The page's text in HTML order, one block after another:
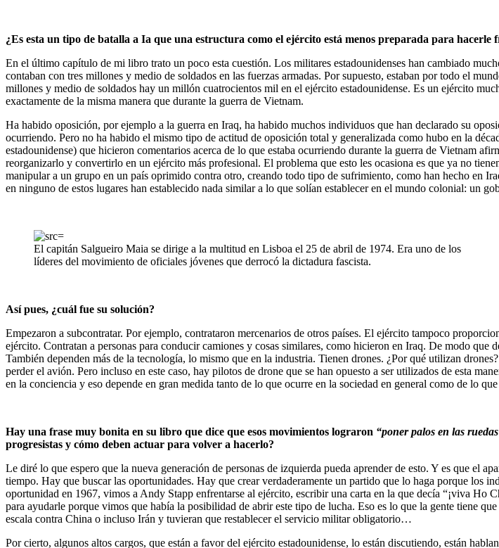
¿Es esta un tipo de batalla a Ia que una estructura como el ejército está menos preparada para hacerle
En el último capítulo de mi libro trato un poco esta cuestión. Los militares estadounidenses han cambiado
contaban con tres millones y medio de soldados en las fuerzas armadas. Por supuesto, estaban por todo el
millones y medio de soldados hay un millón cuatrocientos mil en el ejército estadounidense. Es un ejército
exactamente de la misma manera que durante la guerra de Vietnam.
Ha habido oposición, por ejemplo a la guerra en Iraq, ha habido muchos individuos que han declarado su
ocurriendo. Pero no ha habido el mismo tipo de actitud de oposición total y generalizada como hubo en la
estadounidense) que hicieron comentarios acerca de lo que estaba ocurriendo durante la guerra de Vietnam
reorganizarlo y convertirlo en un ejército más profesional. El problema que esto les ocasiona es que ya no
manipular a un grupo en un país oprimido contra otro, creando todo tipo de sufrimiento, como han hecho en
en ninguno de estos lugares han establecido nada similar a lo que solían establecer en el mundo colonial: un
El capitán Salgueiro Maia se dirige a la multitud en Lisboa el 25 de abril de 1974. Era uno de los
líderes del movimiento de oficiales jóvenes que derrocó la dictadura fascista.
Así pues, ¿cuál fue su solución?
Empezaron a subcontratar. Por ejemplo, contrataron mercenarios de otros países. El ejército tampoco
ejército. Contratan a personas para conducir camiones y cosas similares, como hicieron en Iraq. De modo
También dependen más de la tecnología, lo mismo que en la industria. Tienen drones. ¿Por qué utilizan
perder el avión. Pero incluso en este caso, hay pilotos de drone que se han opuesto a ser utilizados de esta
en la conciencia y eso depende en gran medida tanto de lo que ocurre en la sociedad en general como de lo
Hay una frase muy bonita en su libro que dice que esos movimientos lograron “poner palos en las
progresistas y cómo deben actuar para volver a hacerlo?
Le diré lo que espero que la nueva generación de personas de izquierda pueda aprender de esto. Y es que el
tiempo. Hay que buscar las oportunidades. Hay que crear verdaderamente un partido que lo haga porque los
oportunidad en 1967, vimos a Andy Stapp enfrentarse al ejército, escribir una carta en la que decía “¡viva
para ayudarle porque vimos que había la posibilidad de abrir este tipo de lucha. Eso es lo que la gente tiene
escala contra China o incluso Irán y tuvieran que restablecer el servicio militar obligatorio…
Por cierto, algunos altos cargos, que están a favor del ejército estadounidense, lo están discutiendo, están